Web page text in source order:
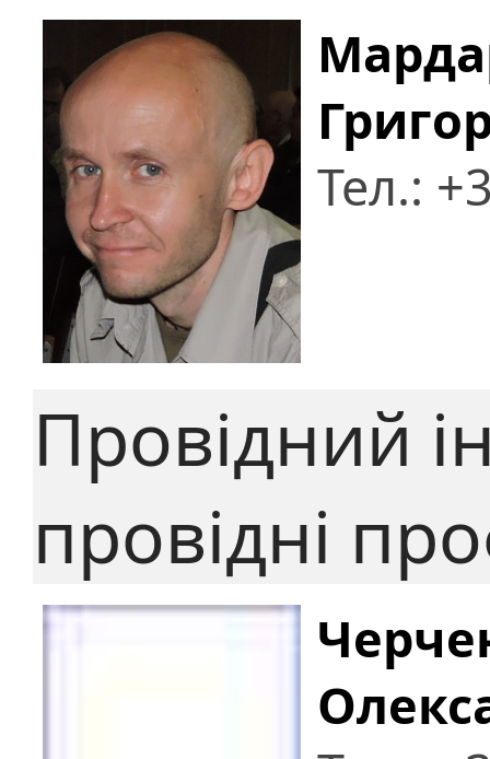
Тел.:
Провідний
провідні